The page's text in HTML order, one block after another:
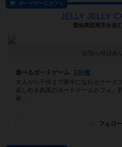
ボードゲームカフェ
JELLY JELLY
愛知県西尾市永吉
お知らせはあ
遊べるボードゲーム
330個
大人から子供まで夢中になれるサード
楽しめる西尾のボードゲームカフェ。
家...
フォロ